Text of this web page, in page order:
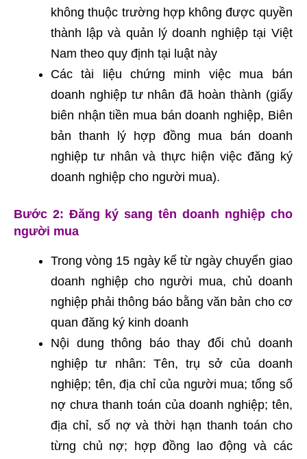
không thuộc trường hợp không được quyền
thành lập và quản lý doanh nghiệp tại Việt
Nam theo quy định tại luật này
Các tài liệu chứng minh việc mua bán
doanh nghiệp tư nhân đã hoàn thành (giấy
biên nhận tiền mua bán doanh nghiệp, Biên
bản thanh lý hợp đồng mua bán doanh
nghiệp tư nhân và thực hiện việc đăng ký
doanh nghiệp cho người mua).
Bước 2: Đăng ký sang tên doanh nghiệp cho
người mua
Trong vòng 15 ngày kể từ ngày chuyển giao
doanh nghiệp cho người mua, chủ doanh
nghiệp phải thông báo bằng văn bản cho cơ
quan đăng ký kinh doanh
Nội dung thông báo thay đổi chủ doanh
nghiệp tư nhân: Tên, trụ sở của doanh
nghiệp; tên, địa chỉ của người mua; tổng số
nợ chưa thanh toán của doanh nghiệp; tên,
địa chỉ, số nợ và thời hạn thanh toán cho
từng chủ nợ; hợp đồng lao động và các